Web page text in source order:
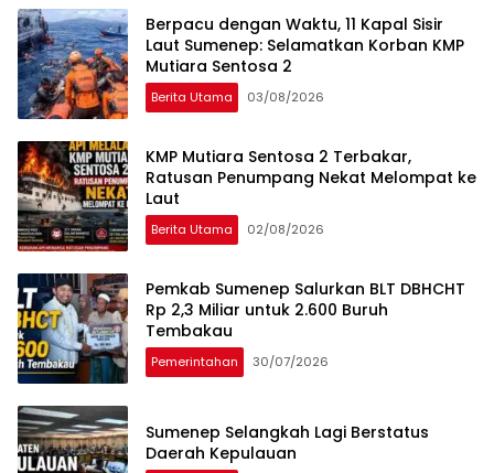
Berpacu dengan Waktu, 11 Kapal Sisir
Laut Sumenep: Selamatkan Korban KMP
Mutiara Sentosa 2
Berita Utama 03/08/2026
KMP Mutiara Sentosa 2 Terbakar,
Ratusan Penumpang Nekat Melompat ke
Laut
Berita Utama 02/08/2026
Pemkab Sumenep Salurkan BLT DBHCHT
Rp 2,3 Miliar untuk 2.600 Buruh
Tembakau
Pemerintahan 30/07/2026
Sumenep Selangkah Lagi Berstatus
Daerah Kepulauan